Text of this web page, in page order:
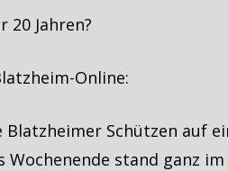
20 Jahren?
Online:
Blatzheimer Schützen auf
Wochenende stand ganz